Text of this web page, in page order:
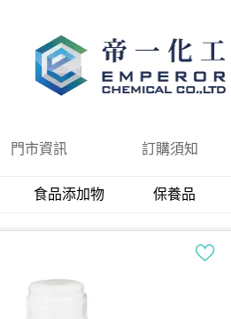
門市資訊 訂購須知
食品添加物 保養品